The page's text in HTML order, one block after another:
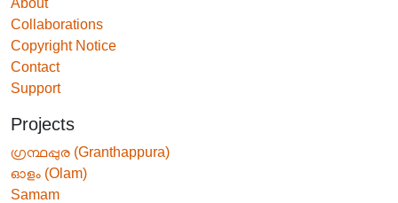
Collaborations
Copyright Notice
Contact
Support
Projects
ഗ്രന്ഥപ്പുര (Granthappura)
ഓളം (Olam)
Samam